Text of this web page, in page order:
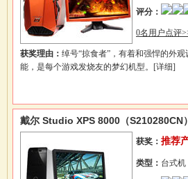
评分：
0名用户点评
获奖理由： 绰号“掠食者”，有着和强悍的外观
能，是每个游戏发烧友的梦幻机型。 [详细]
戴尔 Studio XPS 8000（S210280CN）
获奖： 推荐
类型： 台式机